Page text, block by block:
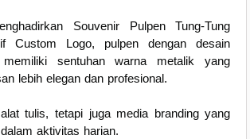
Souvenir Pulpen Tung-Tung
Custom Logo, pulpen dengan desain
sentuhan warna metalik yang
lebih elegan dan profesional.
tulis, tetapi juga media branding yang
aktivitas harian.